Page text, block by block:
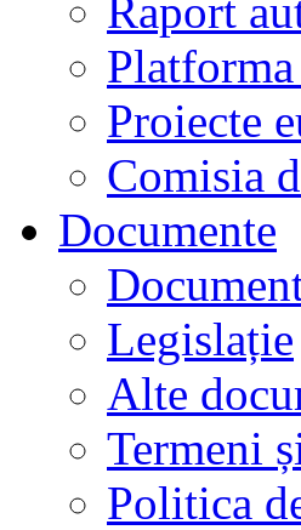
Raport
Proiecte
Comisia
Documente
Legislație
Alte
Termeni
Politica